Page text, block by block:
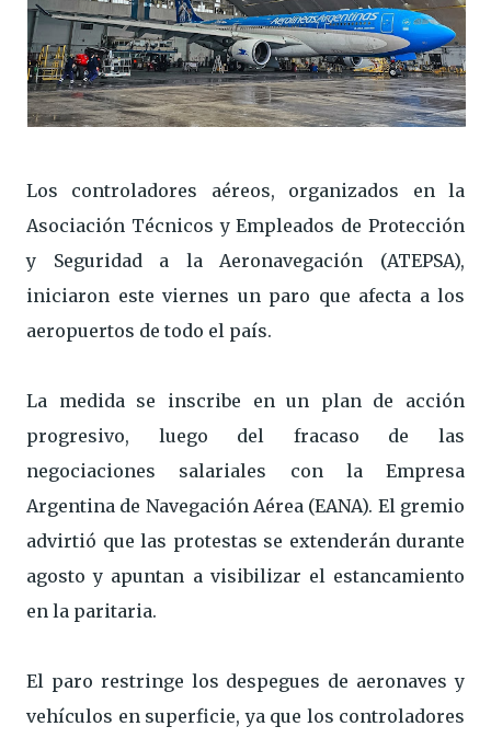
Los controladores aéreos, organizados en la
Asociación Técnicos y Empleados de Protección
y Seguridad a la Aeronavegación (ATEPSA),
iniciaron este viernes un paro que afecta a los
aeropuertos de todo el país.
La medida se inscribe en un plan de acción
progresivo, luego del fracaso de las
negociaciones salariales con la Empresa
Argentina de Navegación Aérea (EANA). El gremio
advirtió que las protestas se extenderán durante
agosto y apuntan a visibilizar el estancamiento
en la paritaria.
El paro restringe los despegues de aeronaves y
vehículos en superficie, ya que los controladores